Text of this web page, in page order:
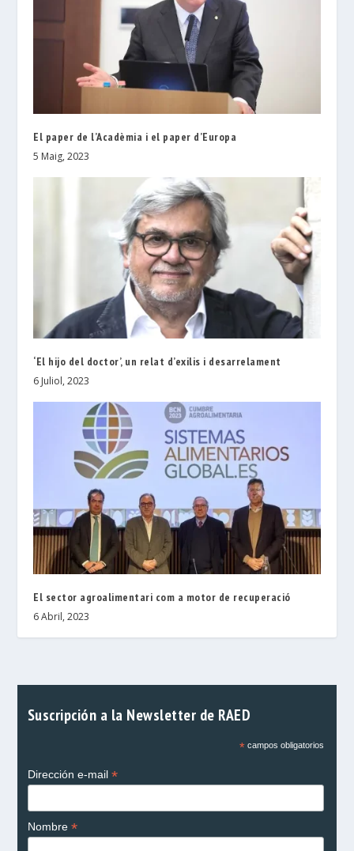
El paper de l’Acadèmia i el paper d’Europa
5 Maig, 2023
‘El hijo del doctor’, un relat d’exilis i desarrelament
6 Juliol, 2023
El sector agroalimentari com a motor de recuperació
6 Abril, 2023
Suscripción a la Newsletter de RAED
*campos obligatorios
Dirección e-mail *
Nombre *